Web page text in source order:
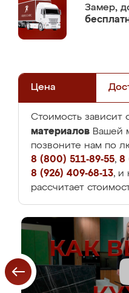
Замер,
Цена
Стоимость зависит
материалов Вашей
позвоните нам по
8 (800) 511-89-55, 8
8 (926) 409-68-13, и
рассчитает